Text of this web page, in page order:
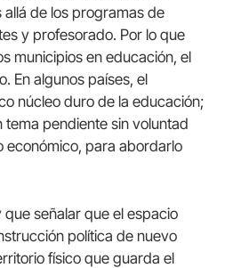
allá de los programas de
y profesorado. Por lo que
municipios en educación, el
En algunos países, el
núcleo duro de la educación;
tema pendiente sin voluntad
económico, para abordarlo
que señalar que el espacio
política de nuevo
físico que guarda el